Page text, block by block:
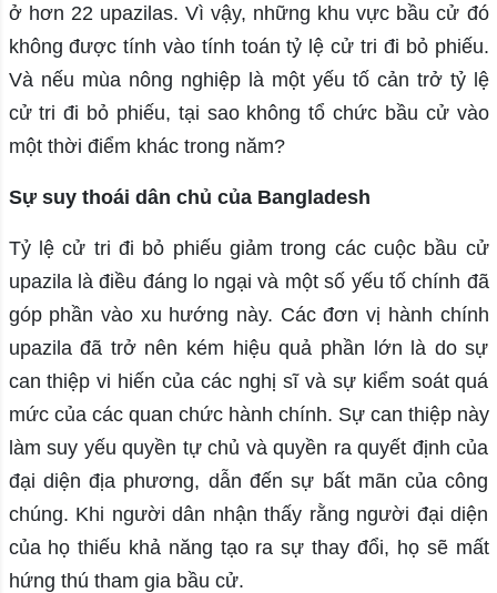
ở hơn 22 upazilas. Vì vậy, những khu vực bầu cử đó
không được tính vào tính toán tỷ lệ cử tri đi bỏ phiếu.
Và nếu mùa nông nghiệp là một yếu tố cản trở tỷ lệ
cử tri đi bỏ phiếu, tại sao không tổ chức bầu cử vào
một thời điểm khác trong năm?
Sự suy thoái dân chủ của Bangladesh
Tỷ lệ cử tri đi bỏ phiếu giảm trong các cuộc bầu cử
upazila là điều đáng lo ngại và một số yếu tố chính đã
góp phần vào xu hướng này. Các đơn vị hành chính
upazila đã trở nên kém hiệu quả phần lớn là do sự
can thiệp vi hiến của các nghị sĩ và sự kiểm soát quá
mức của các quan chức hành chính. Sự can thiệp này
làm suy yếu quyền tự chủ và quyền ra quyết định của
đại diện địa phương, dẫn đến sự bất mãn của công
chúng. Khi người dân nhận thấy rằng người đại diện
của họ thiếu khả năng tạo ra sự thay đổi, họ sẽ mất
hứng thú tham gia bầu cử.